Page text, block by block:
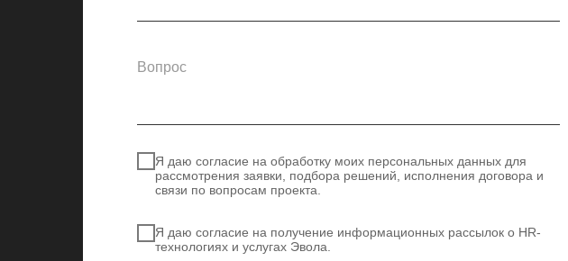
Я даю согласие на обработку моих персональных данных для
рассмотрения заявки, подбора решений, исполнения договора и
связи по вопросам проекта.
Я даю согласие на получение информационных рассылок о HR-
технологиях и услугах Эвола.